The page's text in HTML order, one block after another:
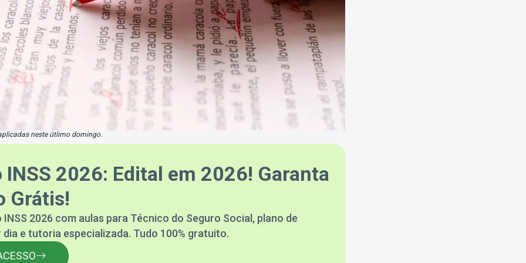
neste útlimo domingo.
2026: Edital em 2026! Garanta
Grátis!
2026 com aulas para Técnico do Seguro Social, plano de
e tutoria especializada. Tudo 100% gratuito.